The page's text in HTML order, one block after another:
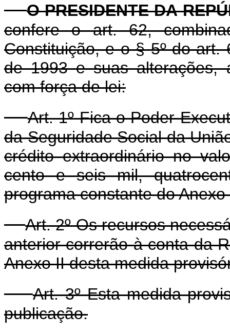
O PRESIDENTE DA
confere o art. 62,
Constituição, e o § 5º do
de 1993 e suas alterações,
com força de lei:
Art. 1º Fica o Poder
da Seguridade Social da
crédito extraordinário no
cento e seis mil,
programa constante do Anexo
Art. 2º Os recursos
anterior correrão à conta da
Anexo II desta medida
Art. 3º Esta medida
publicação.